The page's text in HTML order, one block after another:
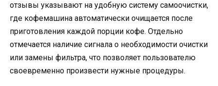
отзывы указывают на удобную систему самоочистки,
где кофемашина автоматически очищается после
приготовления каждой порции кофе. Отдельно
отмечается наличие сигнала о необходимости очистки
или замены фильтра, что позволяет пользователю
своевременно произвести нужные процедуры.